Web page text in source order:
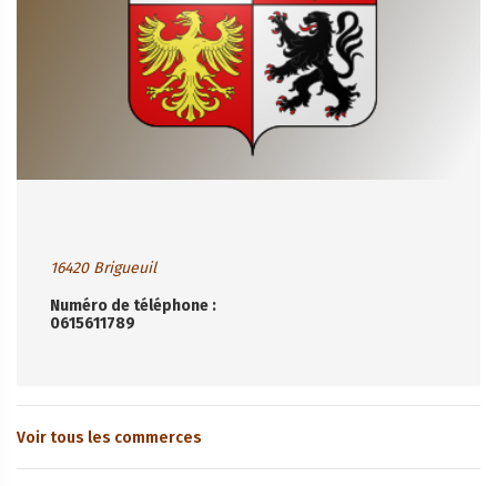
16420 Brigueuil
Numéro de téléphone :
0615611789
Voir tous les commerces